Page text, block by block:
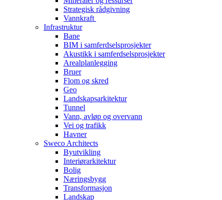
Strategisk rådgivning
Vannkraft
Infrastruktur
Bane
BIM i samferdselsprosjekter
Akustikk i samferdselsprosjekter
Arealplanlegging
Bruer
Flom og skred
Geo
Landskapsarkitektur
Tunnel
Vann, avløp og overvann
Vei og trafikk
Havner
Sweco Architects
Byutvikling
Interiørarkitektur
Bolig
Næringsbygg
Transformasjon
Landskap